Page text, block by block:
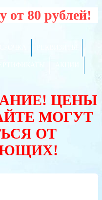
от 80 рублей!
ЦЕНЫ
МОГУТ
ОТ